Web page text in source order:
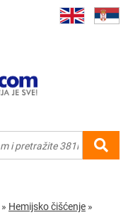
» Hemijsko čišćenje »